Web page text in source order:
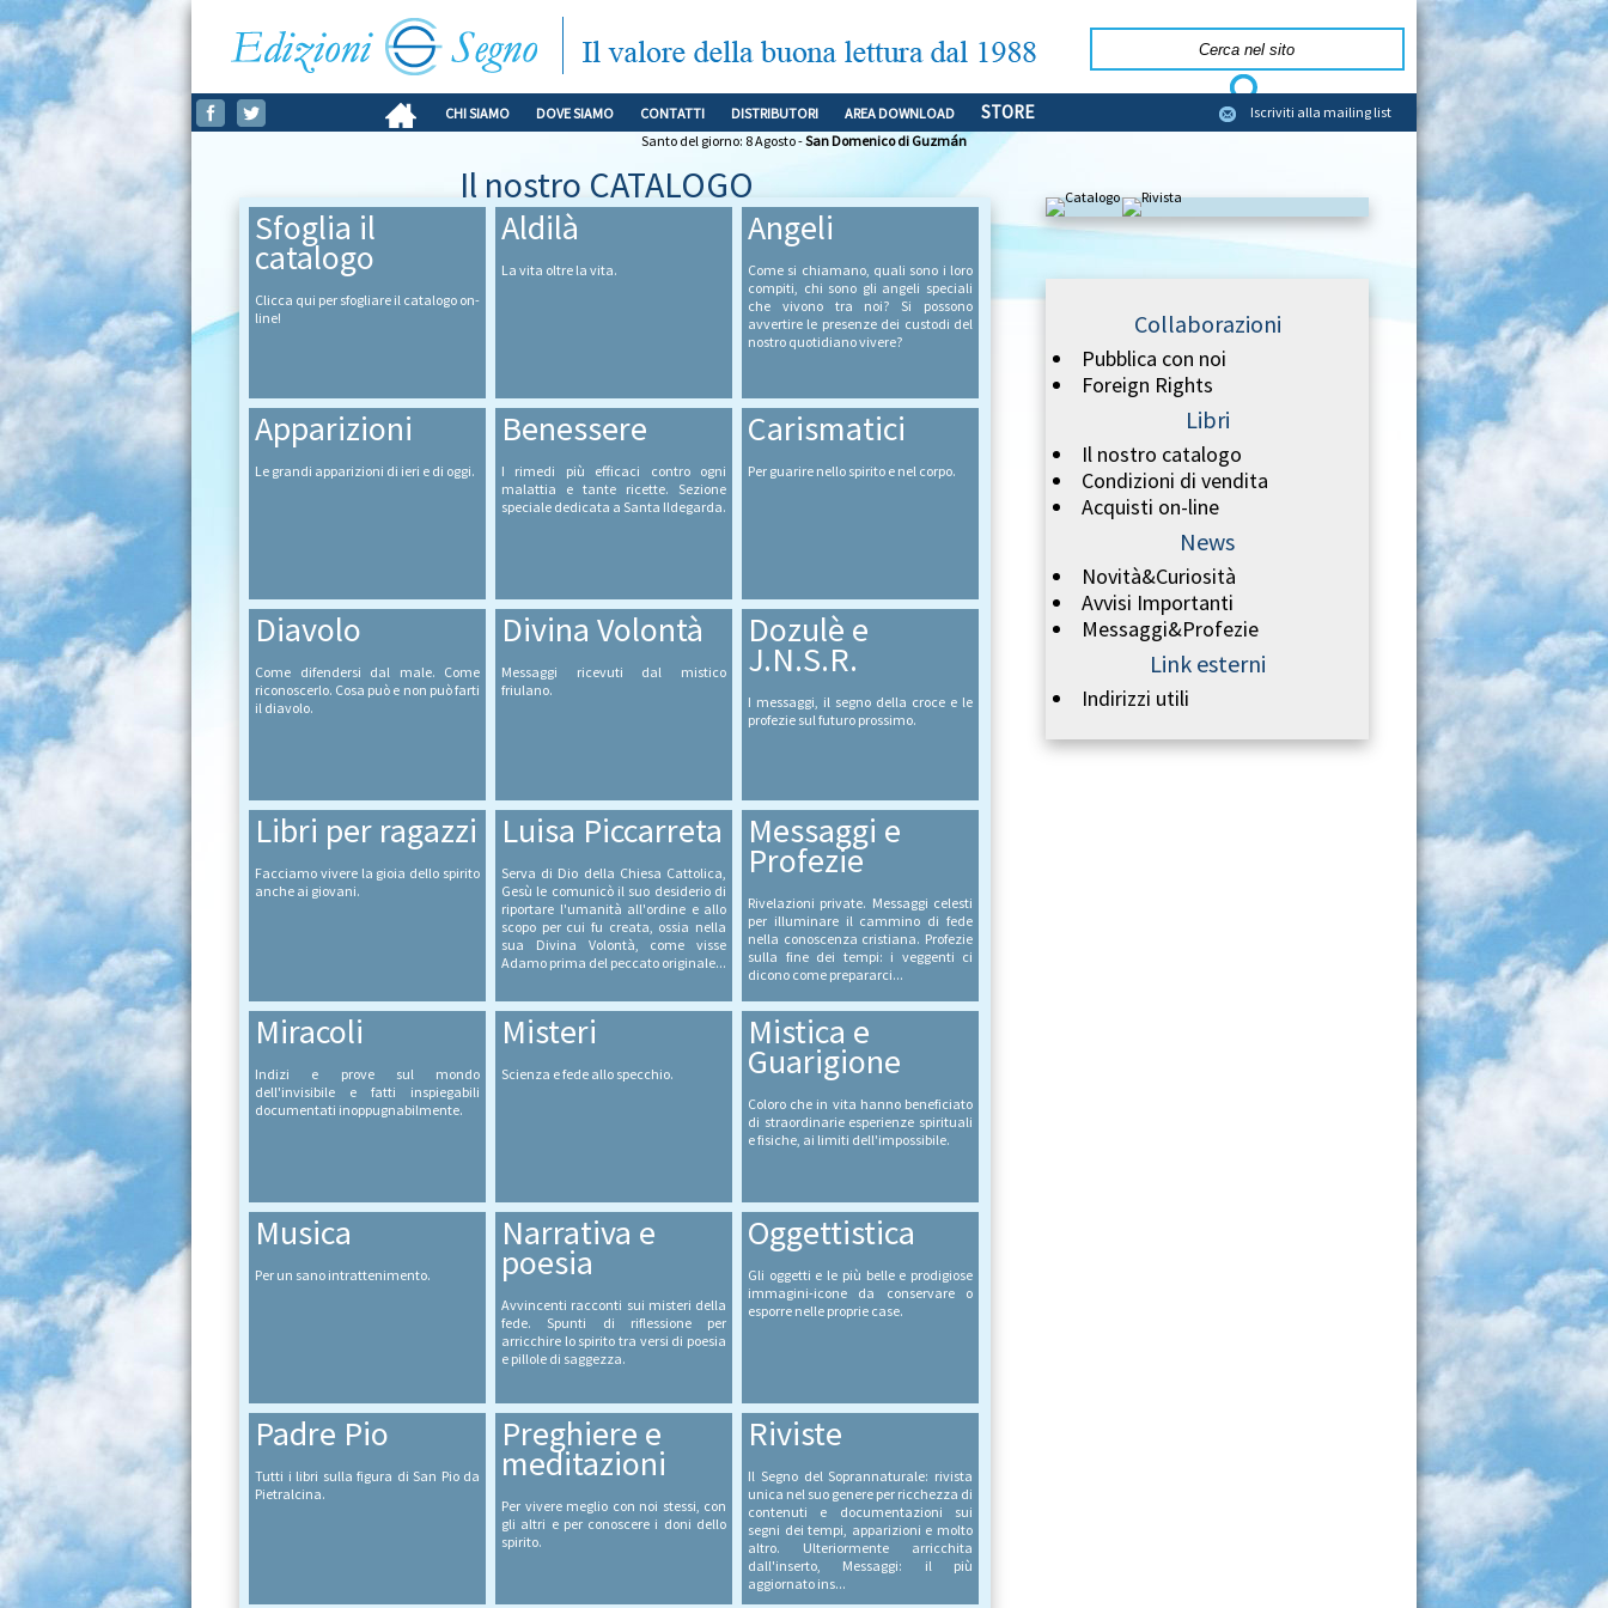
CHI SIAMO DOVE SIAMO CONTATTI DISTRIBUTORI AREA DOWNLOAD STORE
Iscriviti alla mailing list
Santo del giorno: 8 Agosto -San Domenico di Guzmán
Il nostro CATALOGO
Sfoglia il
catalogo
Clicca qui per sfogliare il catalogo on-
line!
Aldilà
La vita oltre la vita.
Angeli
Come si chiamano, quali sono i loro
compiti, chi sono gli angeli speciali
che vivono tra noi? Si possono
avvertire le presenze dei custodi del
nostro quotidiano vivere?
Apparizioni
Le grandi apparizioni di ieri e di oggi.
Benessere
I rimedi più efficaci contro ogni
malattia e tante ricette. Sezione
speciale dedicata a Santa Ildegarda.
Carismatici
Per guarire nello spirito e nel corpo.
Diavolo
Come difendersi dal male. Come
riconoscerlo. Cosa può e non può farti
il diavolo.
Divina Volontà
Messaggi ricevuti dal mistico
friulano.
Dozulè e
J.N.S.R.
I messaggi, il segno della croce e le
profezie sul futuro prossimo.
Libri per ragazzi
Facciamo vivere la gioia dello spirito
anche ai giovani.
Luisa Piccarreta
Serva di Dio della Chiesa Cattolica,
Gesù le comunicò il suo desiderio di
riportare l'umanità all'ordine e allo
scopo per cui fu creata, ossia nella
sua Divina Volontà, come visse
Adamo prima del peccato originale...
Messaggi e
Profezie
Rivelazioni private. Messaggi celesti
per illuminare il cammino di fede
nella conoscenza cristiana. Profezie
sulla fine dei tempi: i veggenti ci
dicono come prepararci...
Miracoli
Indizi e prove sul mondo
dell'invisibile e fatti inspiegabili
documentati inoppugnabilmente.
Misteri
Scienza e fede allo specchio.
Mistica e
Guarigione
Coloro che in vita hanno beneficiato
di straordinarie esperienze spirituali
e fisiche, ai limiti dell'impossibile.
Musica
Per un sano intrattenimento.
Narrativa e
poesia
Avvincenti racconti sui misteri della
fede. Spunti di riflessione per
arricchire lo spirito tra versi di poesia
e pillole di saggezza.
Oggettistica
Gli oggetti e le più belle e prodigiose
immagini-icone da conservare o
esporre nelle proprie case.
Padre Pio
Tutti i libri sulla figura di San Pio da
Pietralcina.
Preghiere e
meditazioni
Per vivere meglio con noi stessi, con
gli altri e per conoscere i doni dello
spirito.
Riviste
Il Segno del Soprannaturale: rivista
unica nel suo genere per ricchezza di
contenuti e documentazioni sui
segni dei tempi, apparizioni e molto
altro. Ulteriormente arricchita
dall'inserto, Messaggi: il più
aggiornato ins...
Collaborazioni
Pubblica con noi
Foreign Rights
Libri
Il nostro catalogo
Condizioni di vendita
Acquisti on-line
News
Novità&Curiosità
Avvisi Importanti
Messaggi&Profezie
Link esterni
Indirizzi utili